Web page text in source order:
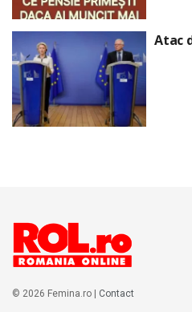
Atac
© 2026 Femina.ro | Contact